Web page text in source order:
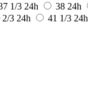
1/3 24h 38 24h
2/3 24h 41 1/3 24h